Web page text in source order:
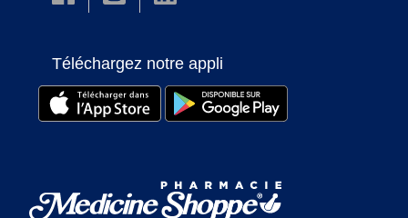
Téléchargez notre appli